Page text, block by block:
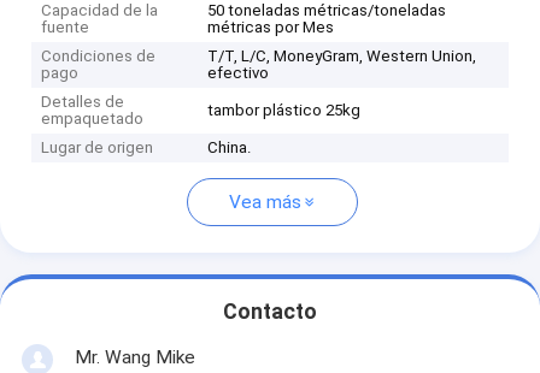
Capacidad de la
fuente
50 toneladas métricas/toneladas
métricas por Mes
Condiciones de
pago
T/T, L/C, MoneyGram, Western Union,
efectivo
Detalles de
empaquetado
tambor plástico 25kg
Lugar de origen China.
Vea más
Contacto
Mr. Wang Mike